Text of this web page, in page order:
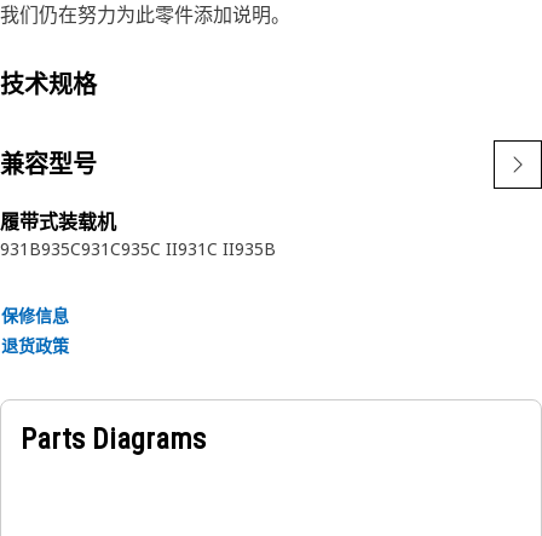
我们仍在努力为此零件添加说明。
技术规格
兼容型号
履带式装载机
931B935C931C935C II931C II935B
保修信息
退货政策
Parts Diagrams